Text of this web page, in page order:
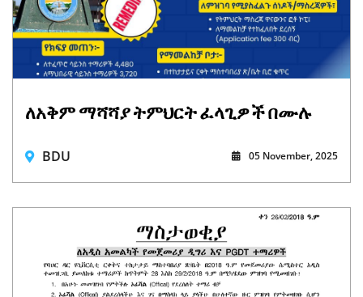
ለአቅም ማሻሻያ ትምህርት ፈላጊዎች በሙሉ
BDU 05 November, 2025